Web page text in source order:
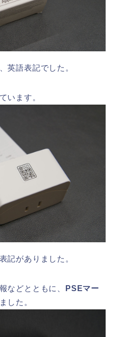
英語表記でした。
います。
記がありました。
などとともに、
PSEマー
した。